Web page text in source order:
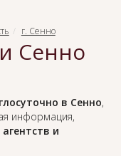
г. Сенно
Сенно
в Сенно,
информация,
и